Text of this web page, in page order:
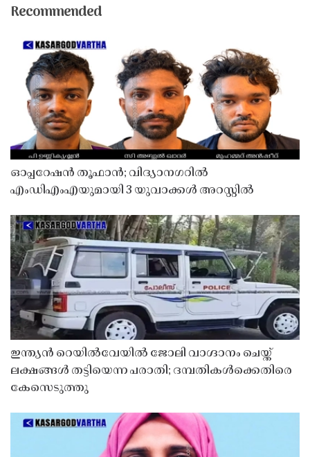
Recommended
ഓപ്പറേഷൻ തൂഫാൻ; വിദ്യാനഗറിൽ
എംഡിഎംഎയുമായി 3 യുവാക്കൾ അറസ്റ്റിൽ
ഇന്ത്യൻ റെയിൽവേയിൽ ജോലി വാഗ്ദാനം ചെയ്ത്
ലക്ഷങ്ങൾ തട്ടിയെന്ന പരാതി; ദമ്പതികൾക്കെതിരെ
കേസെടുത്തു